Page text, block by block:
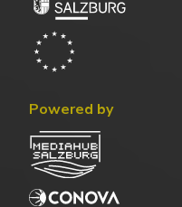
Powered by